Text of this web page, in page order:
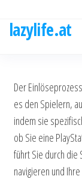
lazylife.at
Der
es den Spielern,
indem sie
ob Sie eine
führt Sie durch die
navigieren und